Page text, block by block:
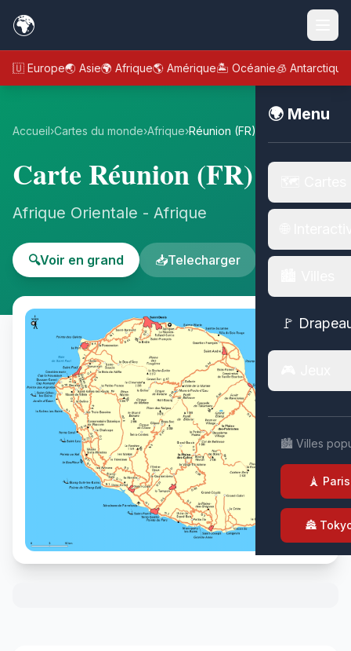
🌍
🇪🇺 Europe🌏 Asie🌍 Afrique🌎 Amérique🏝️ Océanie🧊 Antarctique
🌍 Menu
🚩
🏙️ Villes
🗼 Paris
🏯
Accueil›Cartes du monde›Afrique›Réunion (FR)
Carte Réunion (FR)
Afrique Orientale - Afrique
🔍Voir en grand 📥Telecharger